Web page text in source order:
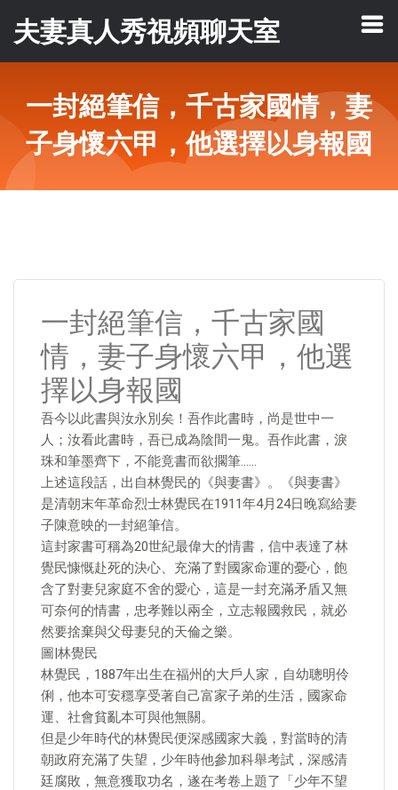
夫妻真人秀視頻聊天室
一封絕筆信，千古家國情，妻
子身懷六甲，他選擇以身報國
一封絕筆信，千古家國
情，妻子身懷六甲，他選
擇以身報國
吾今以此書與汝永別矣！吾作此書時，尚是世中一
人；汝看此書時，吾已成為陰間一鬼。吾作此書，淚
珠和筆墨齊下，不能竟書而欲擱筆……
上述這段話，出自林覺民的《與妻書》。《與妻書》
是清朝末年革命烈士林覺民在1911年4月24日晚寫給妻
子陳意映的一封絕筆信。
這封家書可稱為20世紀最偉大的情書，信中表達了林
覺民慷慨赴死的決心、充滿了對國家命運的憂心，飽
含了對妻兒家庭不舍的愛心，這是一封充滿矛盾又無
可奈何的情書，忠孝難以兩全，立志報國救民，就必
然要捨棄與父母妻兒的天倫之樂。
圖|林覺民
林覺民，1887年出生在福州的大戶人家，自幼聰明伶
俐，他本可安穩享受著自己富家子弟的生活，國家命
運、社會貧亂本可與他無關。
但是少年時代的林覺民便深感國家大義，對當時的清
朝政府充滿了失望，少年時他參加科舉考試，深感清
廷腐敗，無意獲取功名，遂在考卷上題了「少年不望